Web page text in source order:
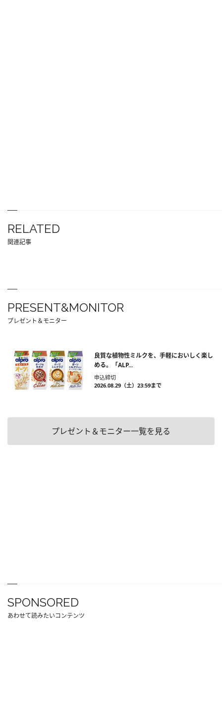
RELATED
関連記事
PRESENT&MONITOR
プレゼント＆モニター
良質な植物性ミルクを、手軽においしく楽し
める。「ALP...
申込締切
2026.08.29（土）23:59まで
プレゼント＆モニター一覧を見る
SPONSORED
あわせて読みたいコンテンツ